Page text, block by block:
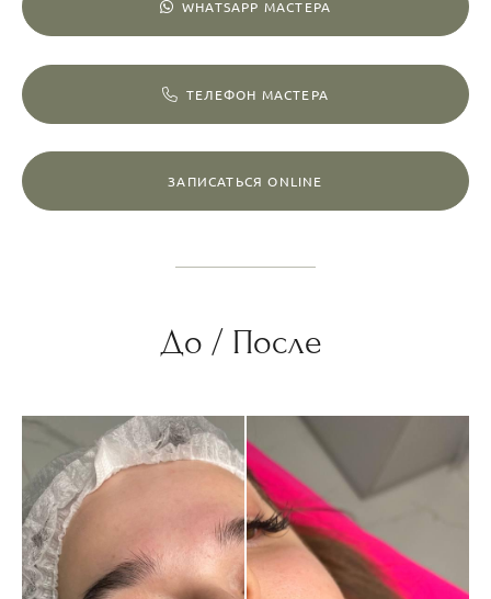
WHATSAPP МАСТЕРА
ТЕЛЕФОН МАСТЕРА
ЗАПИСАТЬСЯ ONLINE
До / После